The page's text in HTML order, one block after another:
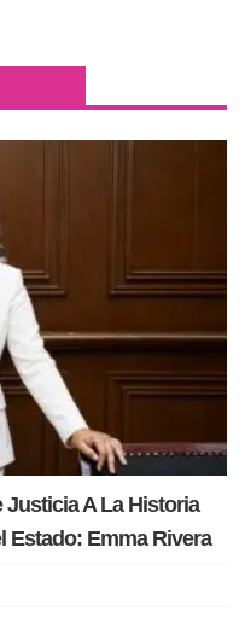
A La Historia
Estado: Emma Rivera